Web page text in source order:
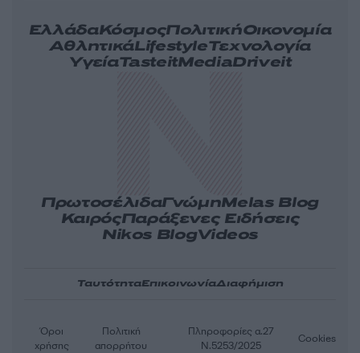
ΕλλάδαΚόσμοςΠολιτικήΟικονομία
ΑθλητικάLifestyleΤεχνολογία
ΥγείαTasteitMediaDriveit
ΠρωτοσέλιδαΓνώμηMelas Blog
ΚαιρόςΠαράξενες Ειδήσεις
Nikos BlogVideos
ΤαυτότηταΕπικοινωνίαΔιαφήμιση
Όροι
χρήσης
Πολιτική
απορρήτου
Πληροφορίες α.27
Ν.5253/2025
Cookies